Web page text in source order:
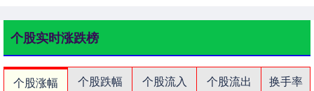
个股实时涨跌榜
个股涨幅 个股跌幅 个股流入 个股流出
换手率